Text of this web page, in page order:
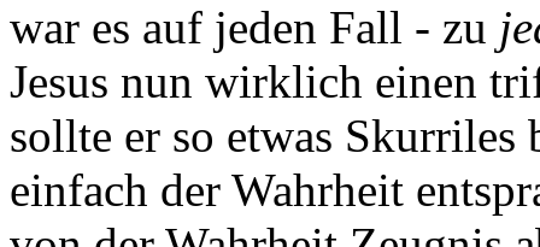
war es auf jeden Fall - zu
Jesus nun wirklich einen
sollte er so etwas Skurriles
einfach der Wahrheit